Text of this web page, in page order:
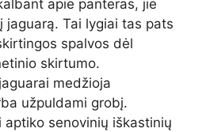
apie panteras, jie
jaguarą. Tai lygiai tas pats
spalvos dėl
skirtumo.
medžioja
užpuldami grobį.
aptiko senovinių iškastinių